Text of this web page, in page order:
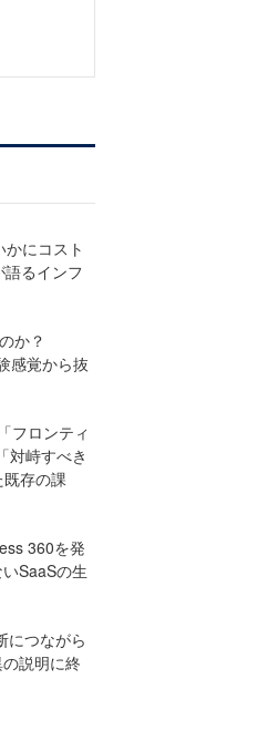
にコスト
るインフ
か？
感覚から抜
フロンティ
対峙すべき
存の課
360を発
SaaSの生
につながら
説明に終